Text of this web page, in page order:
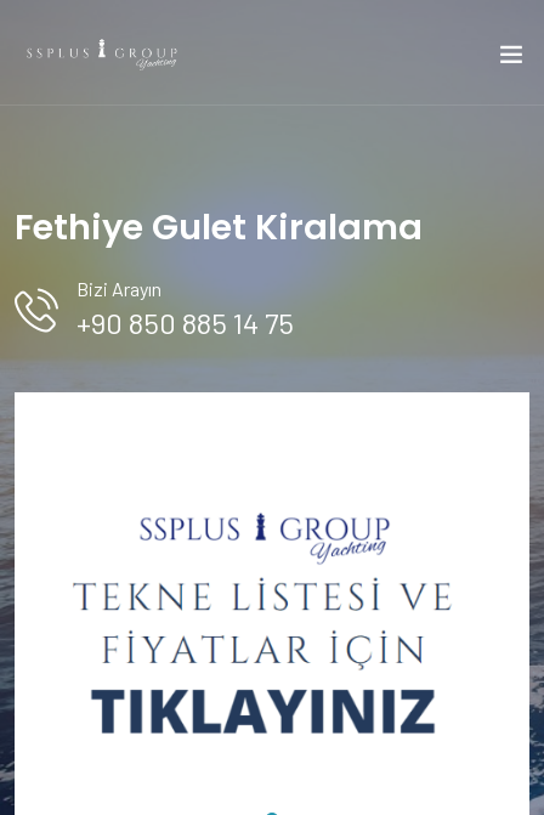
Fethiye Gulet Kiralama
Bizi Arayın
+90 850 885 14 75